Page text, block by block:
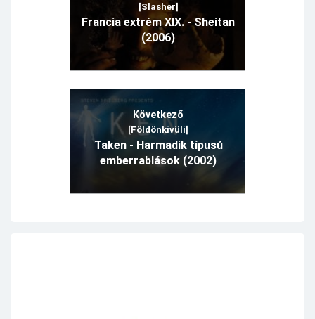
[Slasher]
Francia extrém XIX. - Sheitan
(2006)
Következő
[Földönkívüli]
Taken - Harmadik típusú
emberrablások (2002)